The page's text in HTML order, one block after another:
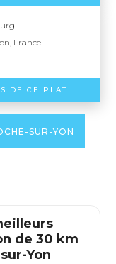
France
DE CE PLAT
SUR-YON
de 30 km
Yon